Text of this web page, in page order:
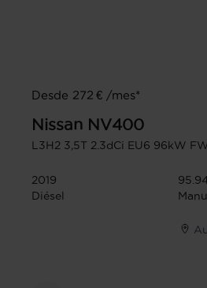
Desde 272 € /mes*
Nissan NV400
L3H2 3,5T 2.3dCi EU6 96kW
2019
Diésel